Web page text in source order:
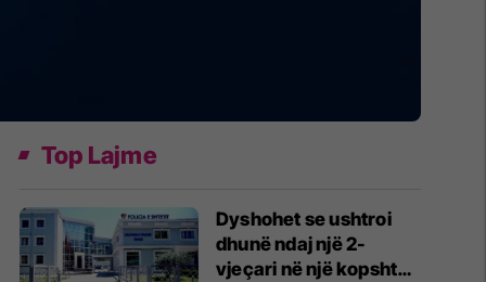
Top Lajme
Dyshohet se ushtroi
dhunë ndaj një 2-
vjeçari në një kopsht